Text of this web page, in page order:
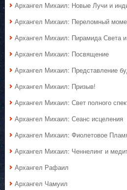
Архангел Михаил: Новые Лучи и
Архангел Михаил: Переломный
Архангел Михаил: Пирамида Света
Архангел Михаил: Посвящение
Архангел Михаил: Представление
Архангел Михаил: Призыв!
Архангел Михаил: Свет полного
Архангел Михаил: Сеанс исцеления
Архангел Михаил: Фиолетовое
Архангел Михаил: Ченнелинг и
Архангел Рафаил
Архангел Чамуил